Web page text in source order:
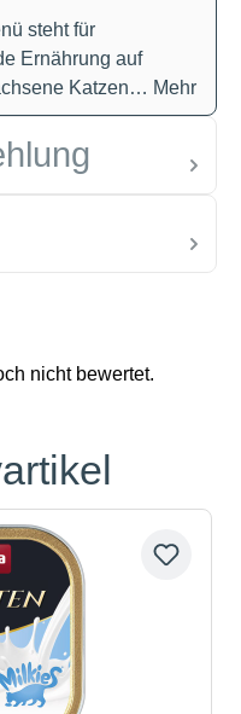
steht für
Ernährung auf
Katzen… Mehr